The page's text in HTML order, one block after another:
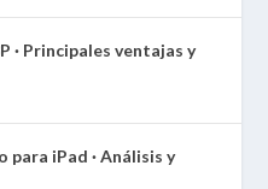
· Principales ventajas y
iPad · Análisis y